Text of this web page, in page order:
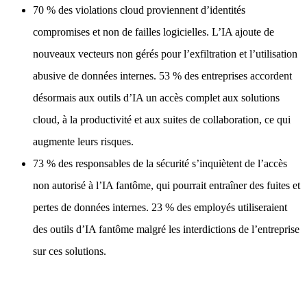
70 % des violations cloud proviennent d’identités
compromises et non de failles logicielles. L’IA ajoute de
nouveaux vecteurs non gérés pour l’exfiltration et l’utilisation
abusive de données internes. 53 % des entreprises accordent
désormais aux outils d’IA un accès complet aux solutions
cloud, à la productivité et aux suites de collaboration, ce qui
augmente leurs risques.
73 % des responsables de la sécurité s’inquiètent de l’accès
non autorisé à l’IA fantôme, qui pourrait entraîner des fuites et
pertes de données internes. 23 % des employés utiliseraient
des outils d’IA fantôme malgré les interdictions de l’entreprise
sur ces solutions.